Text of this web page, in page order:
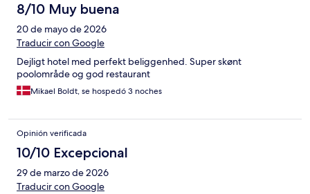
8/10 Muy buena
20 de mayo de 2026
Traducir con Google
Dejligt hotel med perfekt beliggenhed. Super skønt
poolområde og god restaurant
Mikael Boldt, se hospedó 3 noches
Opinión verificada
10/10 Excepcional
29 de marzo de 2026
Traducir con Google